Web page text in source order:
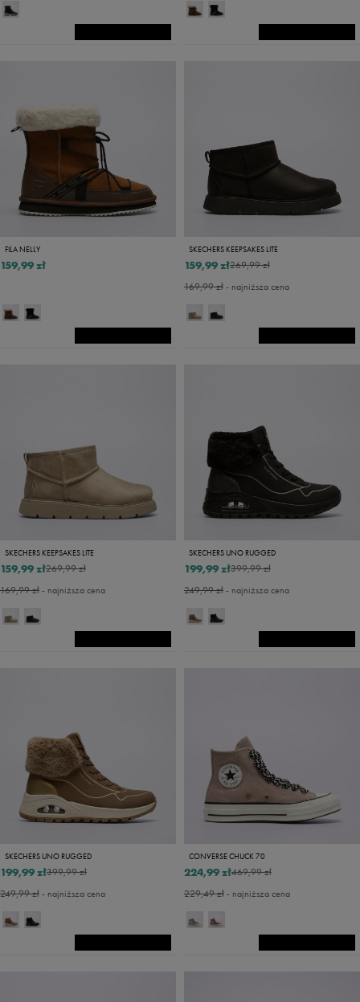
FILA NELLY
159,99 zł
SKECHERS KEEPSAKES LITE
269,99 zł
159,99 zł
169,99 zł- najniższa cena
SKECHERS KEEPSAKES LITE
269,99 zł
159,99 zł
169,99 zł- najniższa cena
SKECHERS UNO RUGGED
399,99 zł
199,99 zł
249,99 zł- najniższa cena
SKECHERS UNO RUGGED
399,99 zł
199,99 zł
249,99 zł- najniższa cena
CONVERSE CHUCK 70
469,99 zł
224,99 zł
229,49 zł- najniższa cena